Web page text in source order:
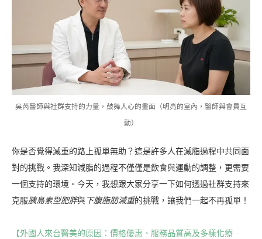
吳芮醫師與社群支持的力量，鼓舞人心的畫面（明亮的室內，醫師與會員互
動）
你是否覺得減重的路上孤單無助？這是許多人在減脂過程中共同面
對的挑戰。我深知減脂的過程不僅僅是飲食與運動的調整，更需要
一個支持的環境。今天，我想跟大家分享一下如何透過社群支持來
克服胰島素型肥胖與 下腹脂肪減重的挑戰，讓我們一起不再孤單！
【外國人來台醫美的原因：價格優惠、服務品質高及多樣化療